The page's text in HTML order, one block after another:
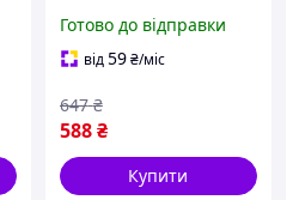
Gently 50 г |neper-Mr
[n-Mr (Mr {Mr [Mr Mr
Готово до відправки
від59 ₴/міс
588 ₴
647 ₴
Купити